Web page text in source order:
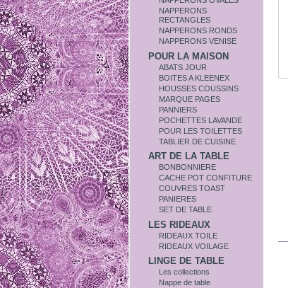
NAPPERONS
RECTANGLES
NAPPERONS RONDS
NAPPERONS VENISE
POUR LA MAISON
ABATS JOUR
BOITES A KLEENEX
HOUSSES COUSSINS
MARQUE PAGES
PANNIERS
POCHETTES LAVANDE
POUR LES TOILETTES
TABLIER DE CUISINE
ART DE LA TABLE
BONBONNIERE
CACHE POT CONFITURE
COUVRES TOAST
PANIERES
SET DE TABLE
LES RIDEAUX
RIDEAUX TOILE
RIDEAUX VOILAGE
LINGE DE TABLE
Les collections
Nappe de table